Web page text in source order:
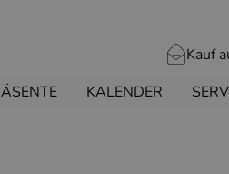
Kauf
KALENDER